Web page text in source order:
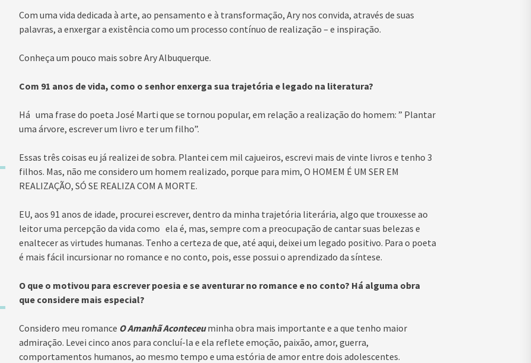
Com uma vida dedicada à arte, ao pensamento e à transformação, Ary nos convida, através de suas
palavras, a enxergar a existência como um processo contínuo de realização – e inspiração.
Conheça um pouco mais sobre Ary Albuquerque.
Com 91 anos de vida, como o senhor enxerga sua trajetória e legado na literatura?
Há uma frase do poeta José Marti que se tornou popular, em relação a realização do homem: ” Plantar
uma árvore, escrever um livro e ter um filho”.
Essas três coisas eu já realizei de sobra. Plantei cem mil cajueiros, escrevi mais de vinte livros e tenho 3
filhos. Mas, não me considero um homem realizado, porque para mim, O HOMEM É UM SER EM
REALIZAÇÃO, SÓ SE REALIZA COM A MORTE.
EU, aos 91 anos de idade, procurei escrever, dentro da minha trajetória literária, algo que trouxesse ao
leitor uma percepção da vida como ela é, mas, sempre com a preocupação de cantar suas belezas e
enaltecer as virtudes humanas. Tenho a certeza de que, até aqui, deixei um legado positivo. Para o poeta
é mais fácil incursionar no romance e no conto, pois, esse possui o aprendizado da síntese.
O que o motivou para escrever poesia e se aventurar no romance e no conto? Há alguma obra
que considere mais especial?
Considero meu romance O Amanhã Aconteceuminha obra mais importante e a que tenho maior
admiração. Levei cinco anos para concluí-la e ela reflete emoção, paixão, amor, guerra,
comportamentos humanos, ao mesmo tempo e uma estória de amor entre dois adolescentes.